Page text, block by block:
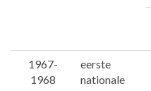
1967-
1968
eerste
nationale